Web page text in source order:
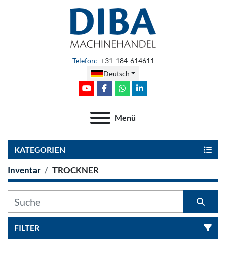
Telefon: +31-184-614611
Deutsch
youtubefacebookwhatsapplinkedin
Menü
KATEGORIEN
Inventar TROCKNER
FILTER